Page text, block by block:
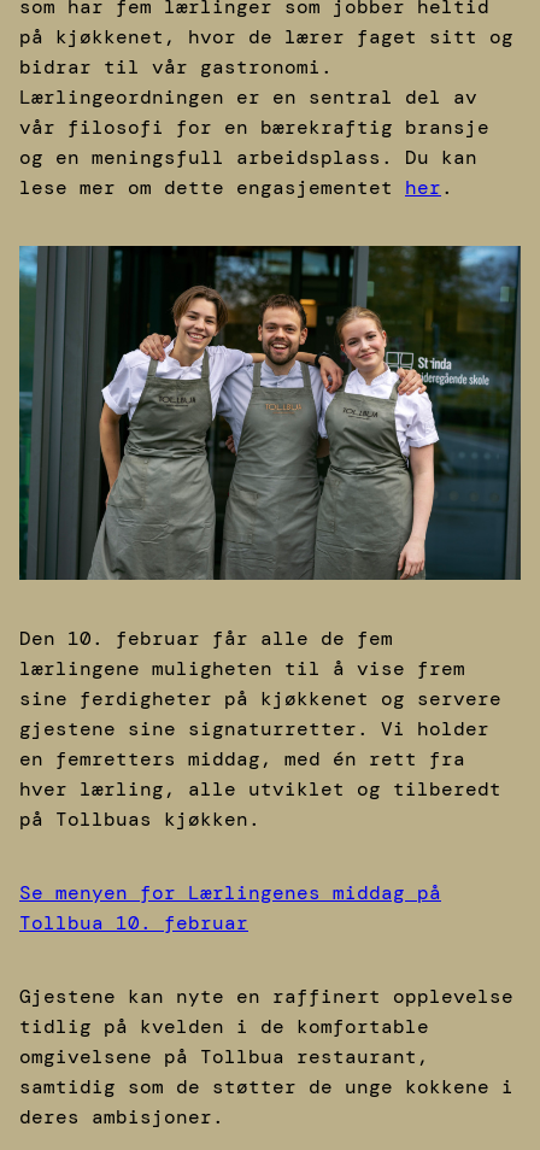
som har fem lærlinger som jobber heltid
på kjøkkenet, hvor de lærer faget sitt og
bidrar til vår gastronomi.
Lærlingeordningen er en sentral del av
vår filosofi for en bærekraftig bransje
og en meningsfull arbeidsplass. Du kan
lese mer om dette engasjementet her.
Den 10. februar får alle de fem
lærlingene muligheten til å vise frem
sine ferdigheter på kjøkkenet og servere
gjestene sine signaturretter. Vi holder
en femretters middag, med én rett fra
hver lærling, alle utviklet og tilberedt
på Tollbuas kjøkken.
Se menyen for Lærlingenes middag på
Tollbua 10. februar
Gjestene kan nyte en raffinert opplevelse
tidlig på kvelden i de komfortable
omgivelsene på Tollbua restaurant,
samtidig som de støtter de unge kokkene i
deres ambisjoner.